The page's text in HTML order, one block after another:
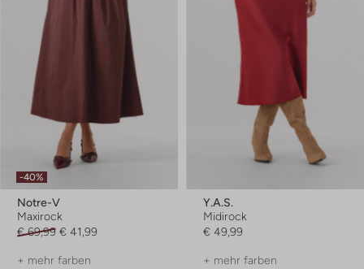
-40%
Notre-V
Maxirock
€ 69,99 € 41,99
+ mehr farben
Y.a.s.
Midirock
€ 49,99
+ mehr farben